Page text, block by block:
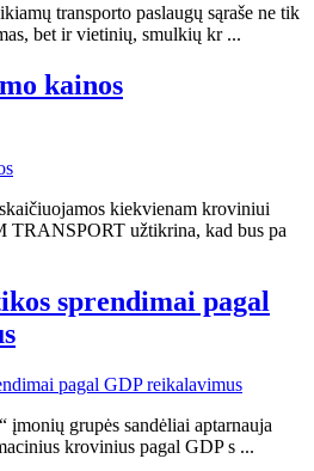
transporto paslaugų sąraše ne tik
bet ir vietinių, smulkių kr ...
kainos
kiekvienam kroviniui
užtikrina, kad bus pa
sprendimai pagal
grupės sandėliai aptarnauja
krovinius pagal GDP s ...